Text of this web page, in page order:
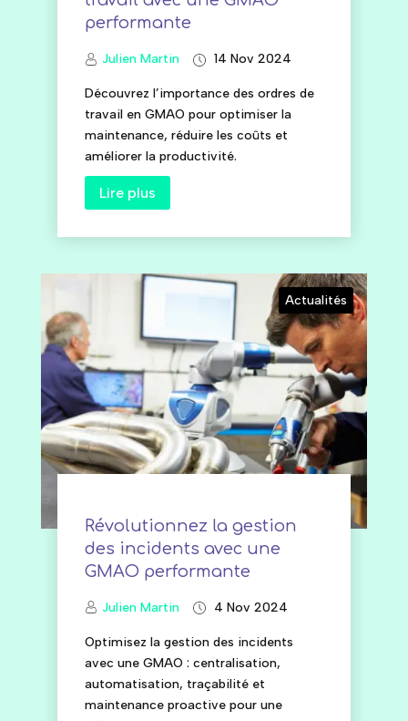
performante
Julien Martin 14 Nov 2024
Découvrez l’importance des ordres de
travail en GMAO pour optimiser la
maintenance, réduire les coûts et
améliorer la productivité.
Lire plus
Actualités
Révolutionnez la gestion
des incidents avec une
GMAO performante
Julien Martin 4 Nov 2024
Optimisez la gestion des incidents
avec une GMAO : centralisation,
automatisation, traçabilité et
maintenance proactive pour une